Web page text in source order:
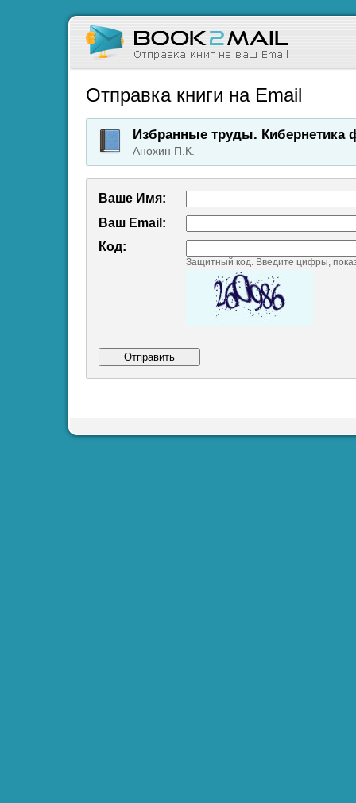
Отправка книги на Email
Избранные труды. Кибернетика
Анохин П.К.
Ваше Имя:
Ваш Emаil:
Код:
Защитный код. Введите цифры,